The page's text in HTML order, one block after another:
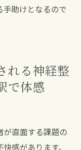
手助けとなるので
れる神経整
で体感
が直面する課題の
感があります。